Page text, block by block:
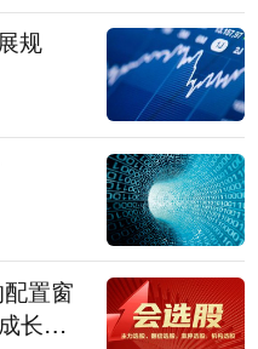
规
置窗
长；